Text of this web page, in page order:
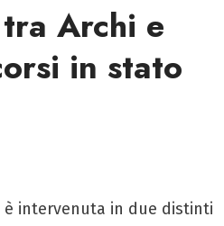
Archi e
in stato
intervenuta in due distinti